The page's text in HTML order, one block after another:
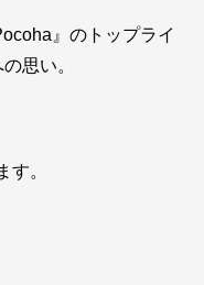
』のトップライ
思い。
す。